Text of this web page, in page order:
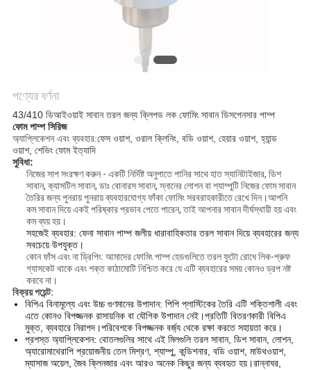
পণ্যের বর্ণনা
43/410 ডিআইওয়াই সাবান তরল জন্য ক্লিপড লক ফোমিং সাবান ডিসপেনসার পাম্প
ফোম পাম্প সিরিজ
অ্যাপ্লিকেশন এবং ব্যবহার:ফেস ওয়াশ, ওরাল ক্লিনিং, বডি ওয়াশ, হেয়ার ওয়াশ, হ্যান্ড
ওয়াশ, শেভিং ফোম ইত্যাদি
সুবিধা:
নিজের সাপ সংরক্ষণ করুন - একটি নির্দিষ্ট অনুপাতে পানির সাথে হাত স্যানিটাইজার, ডিশ
সাবান, ক্যাসটিল সাবান, ডাঃ বোনারস সাবান, স্নানের লোশন বা শ্যাম্পুটি নিজের ফোম সাবান
তৈরির জন্য পুনরায় পুনরায় ব্যবহারযোগ্য ফাঁকা ফোমিং সরবরাহকারীতে রেখে দিন।আপনি
কম সাবান দিয়ে একই পরিষ্কার প্রভাব পেতে পারেন, তাই আপনার সাবান দীর্ঘস্থায়ী হয় এবং
কম ব্যয় হয়।
সহজেই ব্যবহার: ফেনা সাবান পাম্প জলীয় ধারাবাহিকতার তরল সাবান দিয়ে ব্যবহারের জন্য
সবচেয়ে উপযুক্ত।
কোন ফাঁস এবং না ড্রিপিং: আমাদের ফোমিং পাম্প হেডগুলিতে তরল ফুটো রোধে লিক-প্রুফ
গ্যাসকেট থাকে এবং শক্ত কাঠামোটি নিশ্চিত করে যে এটি ব্যবহারের সময় কোনও ড্রপ নষ্ট
করবে না।
বিক্রয় পয়েন্ট:
বিপিএ বিনামূল্যে এবং উচ্চ গুণমানের উপাদান: পিপি প্লাস্টিকের তৈরি এটি শক্তিশালী এবং
এতে কোনও বিপজ্জনক রাসায়নিক বা যৌগিক উপাদান নেই।প্রতিটি বিতরণকারী বিপিএ
মুক্ত, ব্যবহারে নিরাপদ।পরিবেশকে বিপজ্জনক বর্জ্য থেকে রক্ষা করতে সহায়তা করে।
প্রশস্ত অ্যাপ্লিকেশন: বোতলগুলির সাথে এই মিলগুলি তরল সাবান, ডিশ সাবান, লোশন,
অ্যারোমাথেরাপি প্রয়োজনীয় তেল মিশ্রণ, শ্যাম্পু, কন্ডিশনার, বডি ওয়াশ, মাউথওয়াশ,
ম্যাসাজ অয়েল, জৈব ক্লিনজার এবং আরও অনেক কিছুর জন্য ব্যবহৃত হয়।রান্নাঘর,